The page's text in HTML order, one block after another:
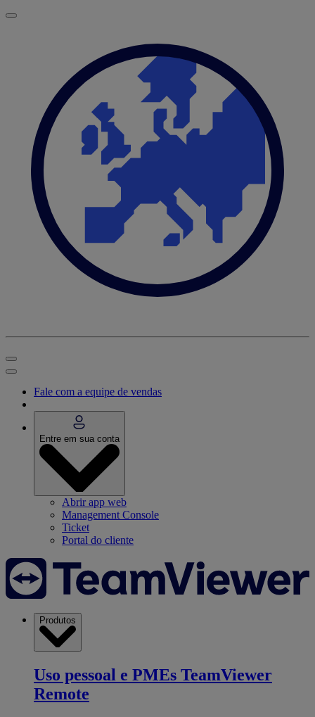
Fale com a equipe de vendas
Entre em sua conta
Abrir app web
Management Console
Ticket
Portal do cliente
Produtos
Uso pessoal e PMEs TeamViewer
Remote